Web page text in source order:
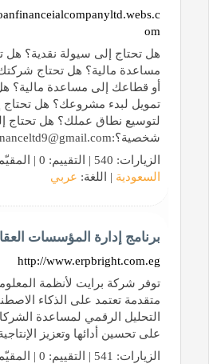
om
هل تحتاج إلى سيولة نقدية؟ هل
مساعدة مالية؟ هل تحتاج
أو قطاعك إلى مساعدة مالية؟
تمويل لبدء مشروعك؟ هل تحتاج
لتوسيع نطاق عملك؟ هل تحتاج
شخصية؟:relianceloanfinanceltd9@gmail.com
الزيارات: 540 | التقييم: 0 | المقيّمين: 0 | الدولة:
السعودية | اللغة: عربي
برنامج إدارة المؤسسات
http://www.erpbright.com.eg
توفر شركة برايت لأنظمة
متقدمة تعتمد على الذكاء
التحليل الرقمي لمساعدة
على تحسين أدائها وتعزيز
الزيارات: 541 | التقييم: 0 | المقيّمين: 0 | الدولة: